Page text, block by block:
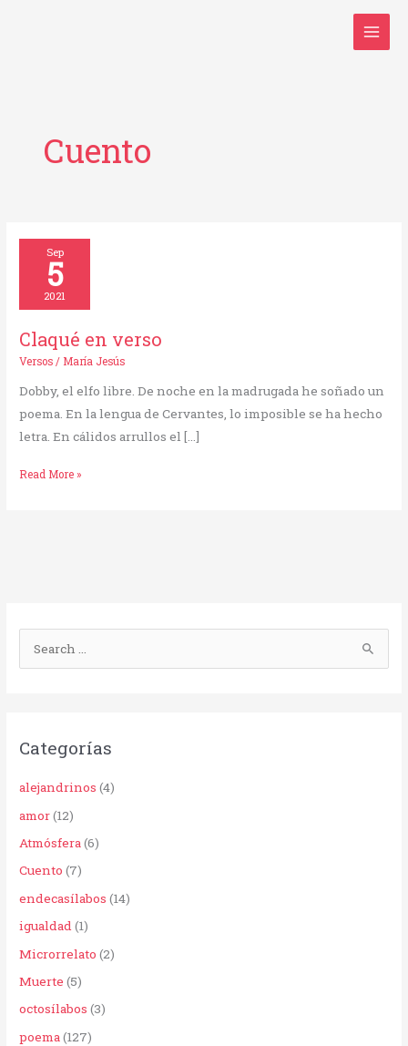
Cuento
Sep
5
2021
Claqué en verso
Versos / María Jesús
Dobby, el elfo libre. De noche en la madrugada he soñado un
poema. En la lengua de Cervantes, lo imposible se ha hecho
letra. En cálidos arrullos el […]
Claqué
Read More »
a
o
r
:
Categorías
alejandrinos (4)
amor(12)
Atmósfera(6)
Cuento (7)
endecasílabos (14)
igualdad(1)
Microrrelato (2)
Muerte (5)
octosílabos (3)
poema(127)